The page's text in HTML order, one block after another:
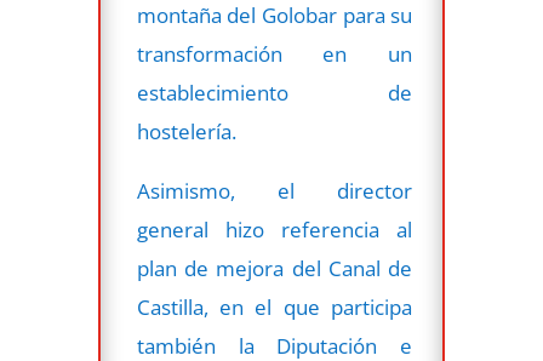
montaña del Golobar para su
transformación en un
establecimiento de
hostelería.
Asimismo, el director
general hizo referencia al
plan de mejora del Canal de
Castilla, en el que participa
también la Diputación e